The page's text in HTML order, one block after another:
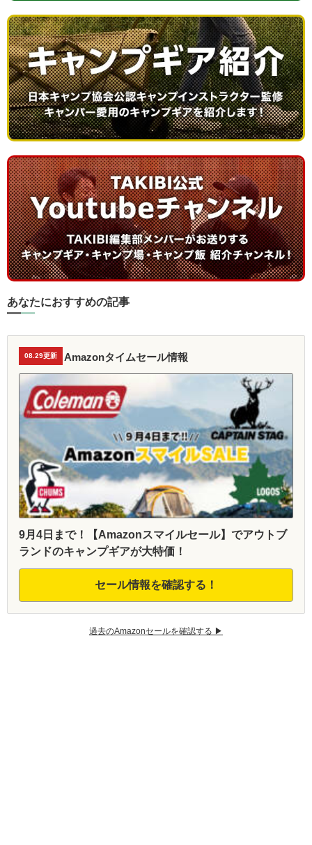
あなたにおすすめの記事
08.29更新 Amazonタイムセール情報
9月4日まで！【Amazonスマイルセール】でアウトブ
ランドのキャンプギアが大特価！
セール情報を確認する！
過去のAmazonセールを確認する ▶︎